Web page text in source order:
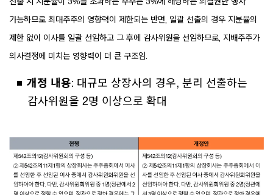
가능하므로 최대주주의 영향력이 제한되는 반면, 일괄 선출의 경우 지분율의
제한 없이 이사를 일괄 선임하고 그 후에 감사위원을 선임하므로, 지배주주가
의사결정에 미치는 영향력이 더 큰 구조임.
개정 내용: 대규모 상장사의 경우, 분리 선출하는
감사위원을 2명 이상으로 확대